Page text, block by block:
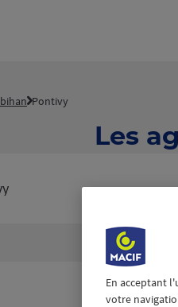
Pontivy
Les
En acceptant
votre